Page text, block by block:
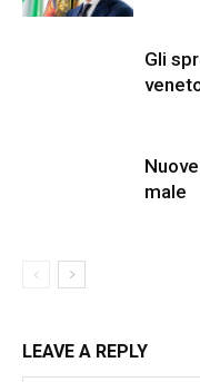
Gli
male
LEAVE A REPLY